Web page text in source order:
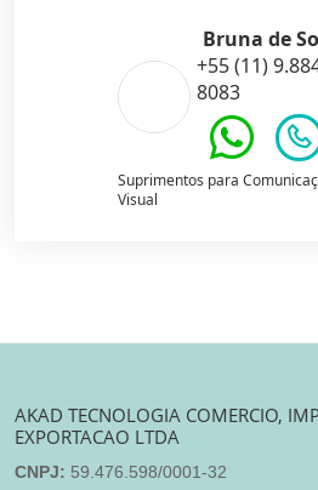
Bruna de
+55 (11)
8083
Suprimentos para
Visual
AKAD TECNOLOGIA COMERCIO,
EXPORTACAO LTDA
CNPJ: 59.476.598/0001-32